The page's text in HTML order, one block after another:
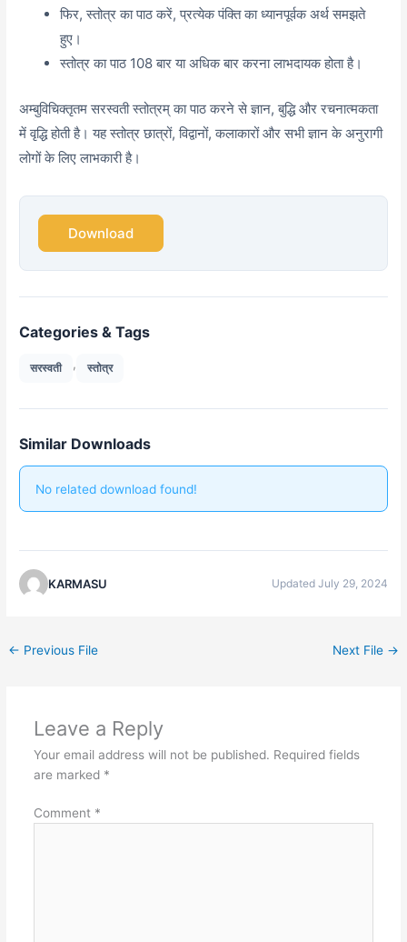
फिर, स्तोत्र का पाठ करें, प्रत्येक पंक्ति का ध्यानपूर्वक अर्थ समझते
हुए।
स्तोत्र का पाठ 108 बार या अधिक बार करना लाभदायक होता है।
अम्बुविचिक्तृतम सरस्वती स्तोत्रम् का पाठ करने से ज्ञान, बुद्धि और रचनात्मकता
में वृद्धि होती है। यह स्तोत्र छात्रों, विद्वानों, कलाकारों और सभी ज्ञान के अनुरागी
लोगों के लिए लाभकारी है।
Download
Categories & Tags
सरस्वती , स्तोत्र
Similar Downloads
No related download found!
KARMASU Updated July 29, 2024
← Previous File Next File →
Leave a Reply
Your email address will not be published. Required fields
are marked *
Comment *